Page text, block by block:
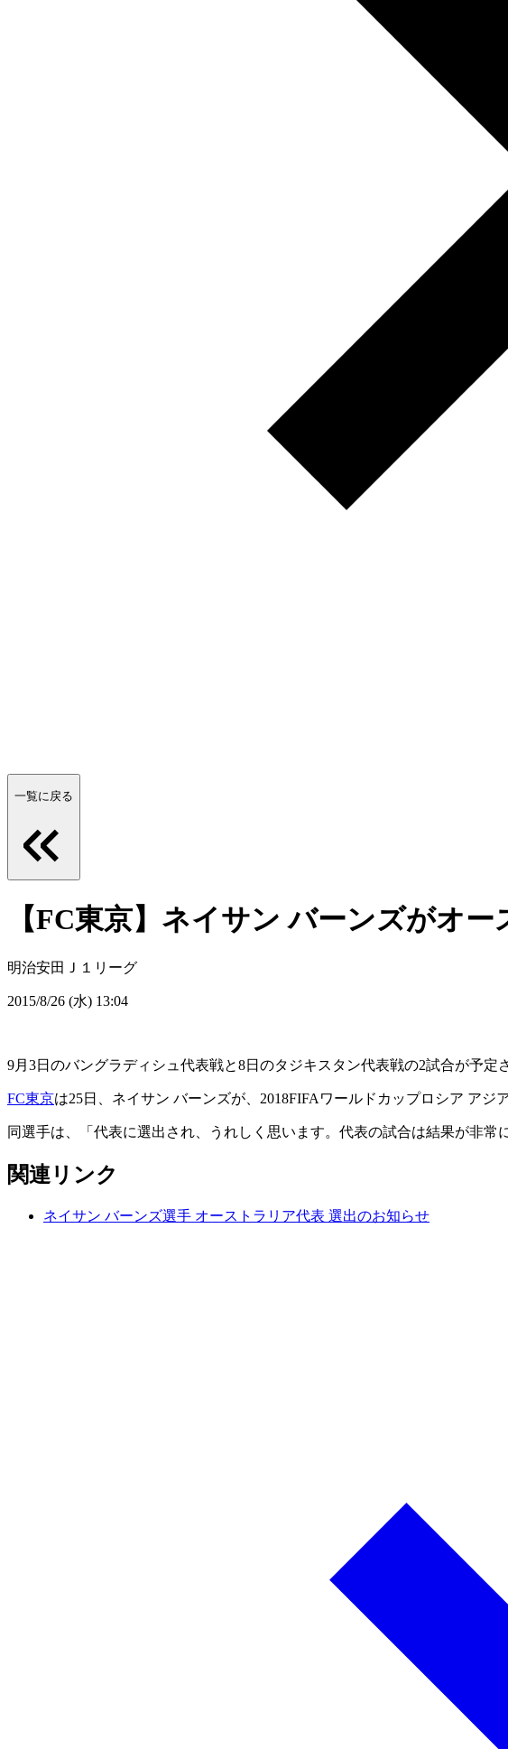
一覧に戻る
【FC東京】ネイサン バーンズがオ
明治安田Ｊ１リーグ
2015/8/26 (水) 13:04
9月3日のバングラディシュ代表戦と8日のタジキスタン代表戦の2試合が予定
FC東京は25日、ネイサン バーンズが、2018FIFAワールドカップロシア ア
同選手は、「代表に選出され、うれしく思います。代表の試合は結果が非
関連リンク
ネイサン バーンズ選手 オーストラリア代表 選出のお知らせ